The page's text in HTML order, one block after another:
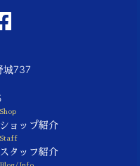
城737
Shop
ショップ紹介
Staff
スタッフ紹介